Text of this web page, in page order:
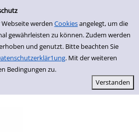
werden Cookiesangelegt, um die
gewährleisten zu können. Zudem werden
und genutzt. Bitte beachten Sie
. Mit der weiteren
Bedingungen zu.